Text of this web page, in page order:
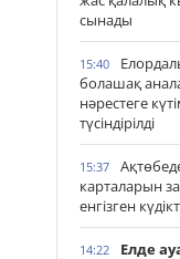
сынады
15:40
болашақ
нәрестеге
түсіндірілді
15:37
карталарын
енгізген
14:22
Елде